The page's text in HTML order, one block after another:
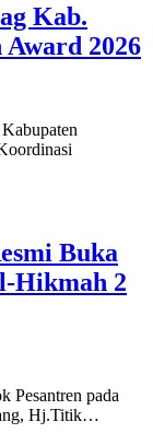
Kab.
Award 2026
Buka
Hikmah 2
Pesantren pada
Hj.Titik…